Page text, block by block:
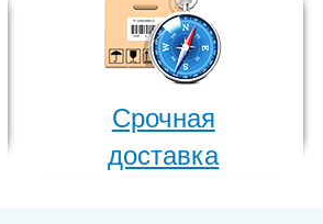
Срочная
доставка